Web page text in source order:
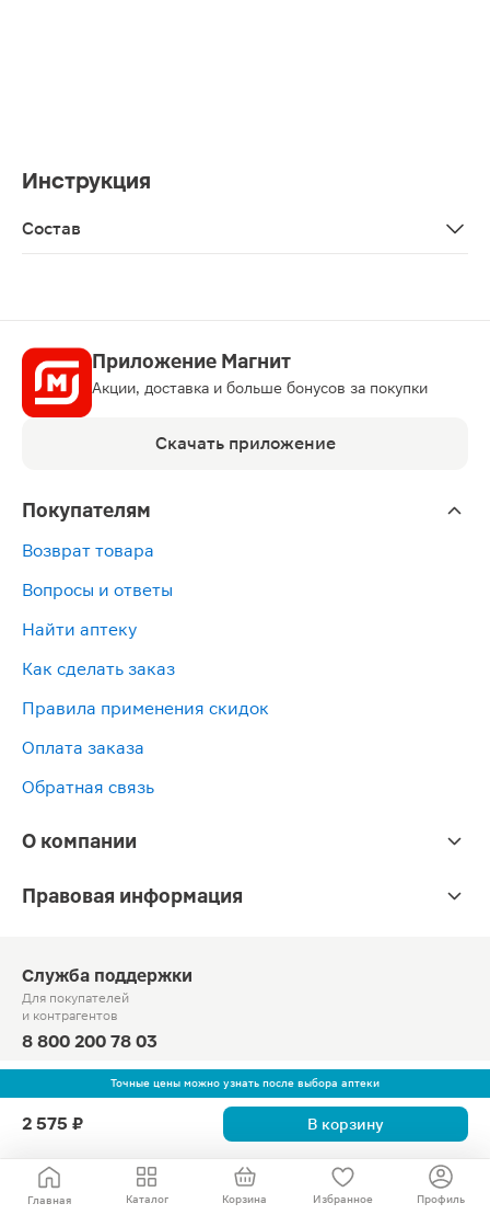
Точные цены можно узнать после выбора аптеки
2 575 ₽ В корзину
Инструкция
Состав
Главная Каталог Корзина Избранное Профиль
Приложение Магнит
Акции, доставка и больше бонусов за покупки
Скачать приложение
Покупателям
Возврат товара
Вопросы и ответы
Найти аптеку
Как сделать заказ
Правила применения скидок
Оплата заказа
Обратная связь
О компании
Правовая информация
Служба поддержки
Для покупателей
и контрагентов
8 800 200 78 03
Круглосуточно, звонок по России бесплатный
© Официальный сайт сети «Магнит».